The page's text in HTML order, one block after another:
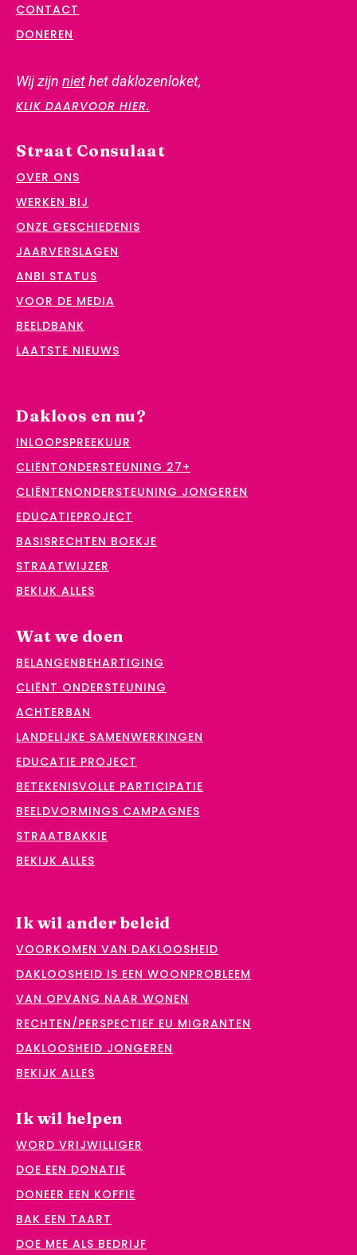
CONTACT
DONEREN
Wij zijn niethet daklozenloket,
KLIK DAARVOOR HIER.
Straat Consulaat
OVER ONS
WERKEN BIJ
ONZE GESCHIEDENIS
JAARVERSLAGEN
ANBI STATUS
VOOR DE MEDIA
BEELDBANK
LAATSTE NIEUWS
Dakloos en nu?
INLOOPSPREEKUUR
CLIËNTONDERSTEUNING 27+
CLIËNTENONDERSTEUNING JONGEREN
EDUCATIEPROJECT
BASISRECHTEN BOEKJE
STRAATWIJZER
BEKIJK ALLES
Wat we doen
BELANGENBEHARTIGING
CLIËNT ONDERSTEUNING
ACHTERBAN
LANDELIJKE SAMENWERKINGEN
EDUCATIE PROJECT
BETEKENISVOLLE PARTICIPATIE
BEELDVORMINGS CAMPAGNES
STRAATBAKKIE
BEKIJK ALLES
Ik wil ander beleid
VOORKOMEN VAN DAKLOOSHEID
DAKLOOSHEID IS EEN WOONPROBLEEM
VAN OPVANG NAAR WONEN
RECHTEN/PERSPECTIEF EU MIGRANTEN
DAKLOOSHEID JONGEREN
BEKIJK ALLES
Ik wil helpen
WORD VRIJWILLIGER
DOE EEN DONATIE
DONEER EEN KOFFIE
BAK EEN TAART
DOE MEE ALS BEDRIJF